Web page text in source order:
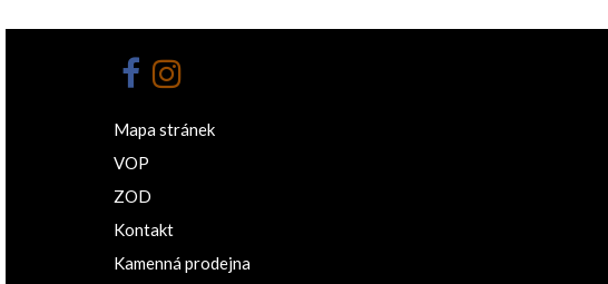
Mapa stránek
VOP
ZOD
Kontakt
Kamenná prodejna